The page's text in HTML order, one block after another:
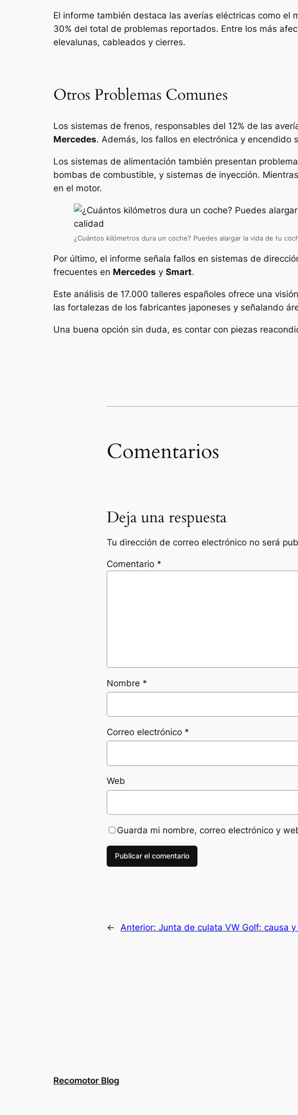
El informe también destaca las averías eléctricas como
30% del total de problemas reportados. Entre los más
elevalunas, cableados y cierres.
Otros Problemas Comunes
Los sistemas de frenos, responsables del 12% de las
Mercedes. Además, los fallos en electrónica y encendido
Los sistemas de alimentación también presentan
bombas de combustible, y sistemas de inyección.
en el motor.
¿Cuántos kilómetros dura un coche? Puedes alargar la vida de tu
Por último, el informe señala fallos en sistemas de
frecuentes en Mercedes y Smart.
Este análisis de 17.000 talleres españoles ofrece una
las fortalezas de los fabricantes japoneses y señalando
Una buena opción sin duda, es contar con piezas
Comentarios
Deja una respuesta
Tu dirección de correo electrónico no será
Comentario *
Nombre *
Correo electrónico *
Web
Guarda mi nombre, correo electrónico y
← Anterior: Junta de culata VW Golf: causa y
Recomotor Blog